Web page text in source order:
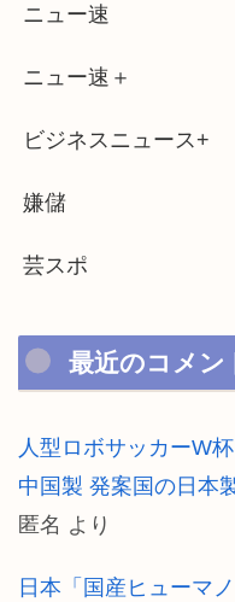
ニュー速
ニュー速＋
ビジネスニュース+
嫌儲
芸スポ
最近のコメン
人型ロボサッカーW
中国製 発案国の日本
匿名 より
日本「国産ヒューマ